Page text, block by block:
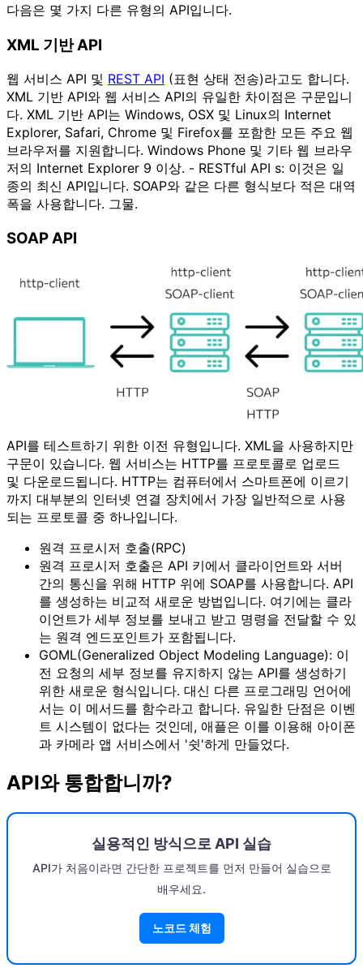
다음은 몇 가지 다른 유형의 API입니다.
XML 기반 API
웹 서비스 API 및 REST API (표현 상태 전송)라고도 합니다.
XML 기반 API와 웹 서비스 API의 유일한 차이점은 구문입니
다. XML 기반 API는 Windows, OSX 및 Linux의 Internet
Explorer, Safari, Chrome 및 Firefox를 포함한 모든 주요 웹
브라우저를 지원합니다. Windows Phone 및 기타 웹 브라우
저의 Internet Explorer 9 이상. - RESTful API s: 이것은 일
종의 최신 API입니다. SOAP와 같은 다른 형식보다 적은 대역
폭을 사용합니다. 그물.
SOAP API
API를 테스트하기 위한 이전 유형입니다. XML을 사용하지만
구문이 있습니다. 웹 서비스는 HTTP를 프로토콜로 업로드
및 다운로드됩니다. HTTP는 컴퓨터에서 스마트폰에 이르기
까지 대부분의 인터넷 연결 장치에서 가장 일반적으로 사용
되는 프로토콜 중 하나입니다.
원격 프로시저 호출(RPC)
원격 프로시저 호출은 API 키에서 클라이언트와 서버
간의 통신을 위해 HTTP 위에 SOAP를 사용합니다. API
를 생성하는 비교적 새로운 방법입니다. 여기에는 클라
이언트가 세부 정보를 보내고 받고 명령을 전달할 수 있
는 원격 엔드포인트가 포함됩니다.
GOML(Generalized Object Modeling Language): 이
전 요청의 세부 정보를 유지하지 않는 API를 생성하기
위한 새로운 형식입니다. 대신 다른 프로그래밍 언어에
서는 이 메서드를 함수라고 합니다. 유일한 단점은 이벤
트 시스템이 없다는 것인데, 애플은 이를 이용해 아이폰
과 카메라 앱 서비스에서 '쉿'하게 만들었다.
API와 통합합니까?
실용적인 방식으로 API 실습
API가 처음이라면 간단한 프로젝트를 먼저 만들어 실습으로
배우세요.
노코드 체험